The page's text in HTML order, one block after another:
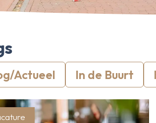
Actueel In de Buurt